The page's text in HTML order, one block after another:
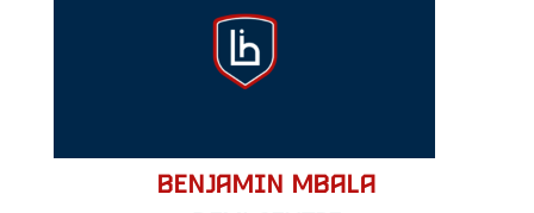
BENJAMIN MBALA